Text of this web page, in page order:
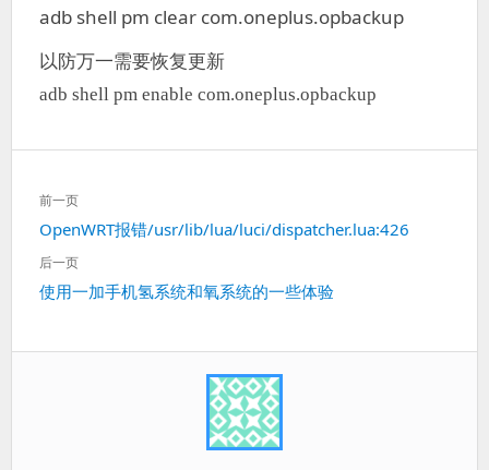
adb shell pm clear com.oneplus.opbackup
以防万一需要恢复更新
adb shell pm enable com.oneplus.opbackup
文
章
导
航
前一页
上
一
OpenWRT报错/usr/lib/lua/luci/dispatcher.lua:426
后一页
下
使用一加手机氢系统和氧系统的一些体验